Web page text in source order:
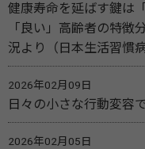
健康寿命を延ばす鍵は
「良い」高齢者の特
況より（日本生活習慣
2026年02月09日
日々の小さな行動変容
2026年02月05日